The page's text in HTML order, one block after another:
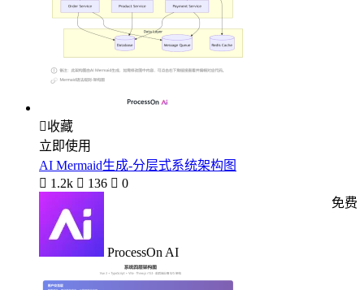
收藏
立即使用
AI Mermaid生成-分层式系统架构图
 1.2k  136  0
ProcessOn AI
免费